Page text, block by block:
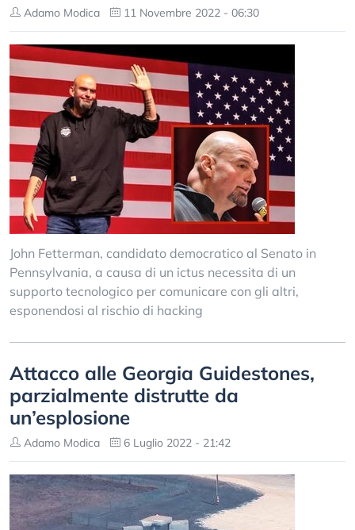
Adamo Modica 11 Novembre 2022 - 06:30
John Fetterman, candidato democratico al Senato in
Pennsylvania, a causa di un ictus necessita di un
supporto tecnologico per comunicare con gli altri,
esponendosi al rischio di hacking
Attacco alle Georgia Guidestones,
parzialmente distrutte da
un’esplosione
Adamo Modica 6 Luglio 2022 - 21:42